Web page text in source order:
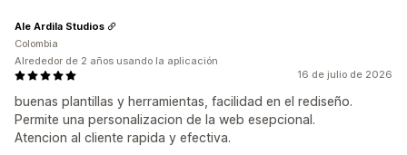
16 de julio de 2026
buenas plantillas y herramientas, facilidad en el rediseño.
Permite una personalizacion de la web esepcional.
Atencion al cliente rapida y efectiva.
Ale Ardila Studios
Colombia
Alrededor de 2 años usando la aplicación